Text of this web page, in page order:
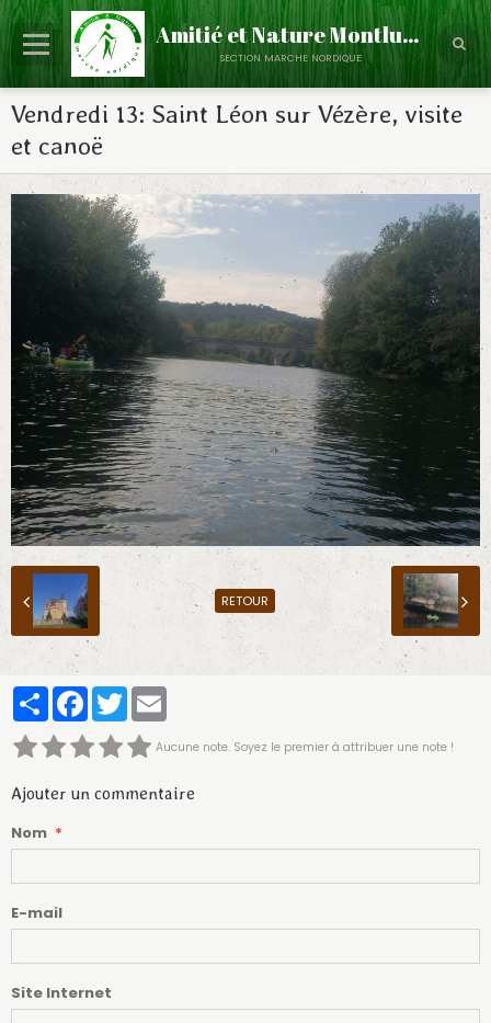
Amitié et Nature Montluçon
section marche nordique
Accueil
Le Club
Partenaires
Calendrier
Évènements
Albums Photos
Contact
Annuaire
Infos - Discussions
Vendredi 13: Saint Léon sur Vézère, visite
et canoë
RETOUR
PartagerFacebook
Twitter
Aucune note. Soyez le premier à attribuer une note !
Ajouter un commentaire
Nom
E-mail
Site Internet